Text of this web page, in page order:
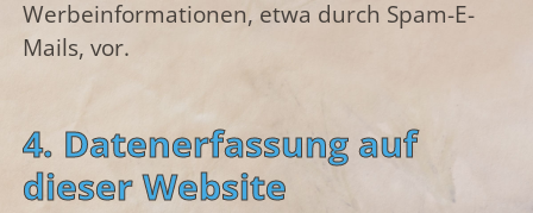
Werbeinformationen, etwa durch Spam-E-
Mails, vor.
4. Datenerfassung auf
dieser Website